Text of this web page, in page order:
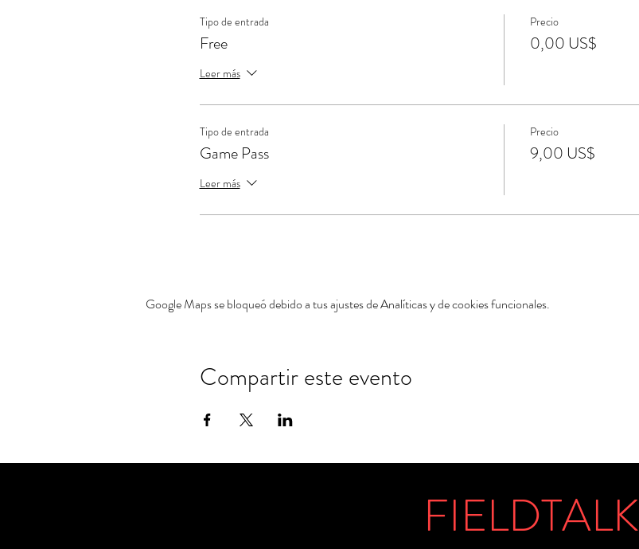
Tipo de entrada
Free
Leer más
Precio
0,00 US$
Tipo de entrada
Game Pass
Leer más
Precio
9,00 US$
Google Maps se bloqueó debido a tus ajustes de Analíticas y de cookies funcionales.
Compartir este evento
FIELDTALK